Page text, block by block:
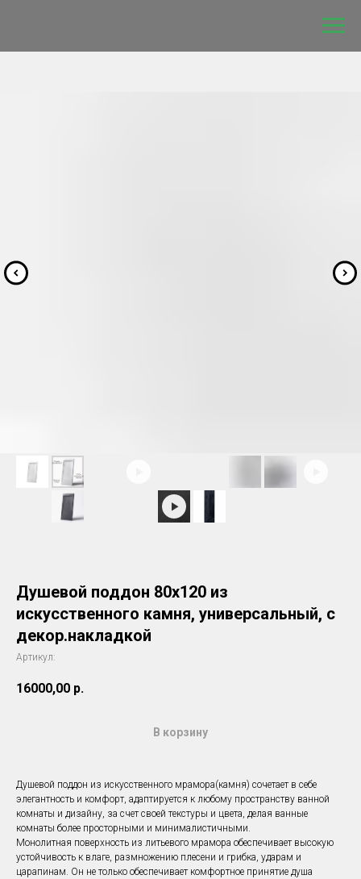
Душевой поддон 80х120 из
искусственного камня, универсальный, с
декор.накладкой
Артикул:
16000,00 р.
В корзину
Душевой поддон из искусственного мрамора(камня) сочетает в себе
элегантность и комфорт, адаптируется к любому пространству ванной
комнаты и дизайну, за счет своей текстуры и цвета, делая ванные
комнаты более просторными и минималистичными.
Монолитная поверхность из литьевого мрамора обеспечивает высокую
устойчивость к влаге, размножению плесени и грибка, ударам и
царапинам. Он не только обеспечивает комфортное принятие душа